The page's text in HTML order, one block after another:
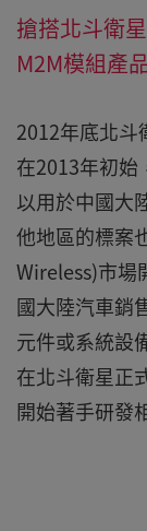
搶搭北斗衛
M2M模組產
2012年底北斗
在2013年初始
以用於中國大
他地區的標案
Wireless)市場
國大陸汽車銷
元件或系統設
在北斗衛星正
開始著手研發